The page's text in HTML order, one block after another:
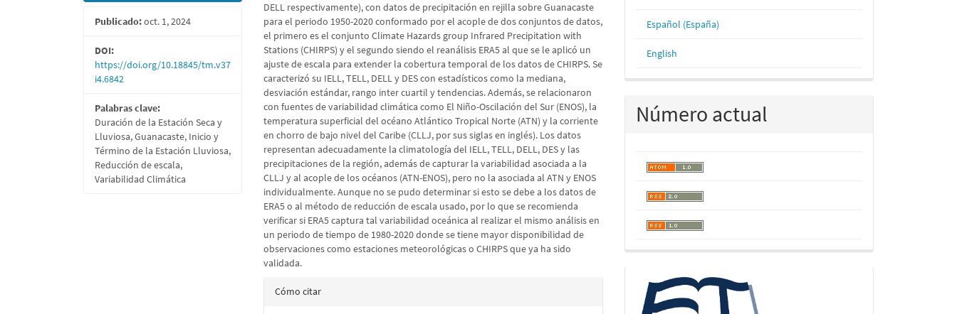
Publicado:oct. 1, 2024
DOI:
https://doi.org/10.18845/tm.v37
i4.6842
Palabras clave:
Duración de la Estación Seca y
Lluviosa, Guanacaste, Inicio y
Término de la Estación Lluviosa,
Reducción de escala,
Variabilidad Climática
DELL respectivamente), con datos de precipitación en rejilla sobre Guanacaste
para el periodo 1950-2020 conformado por el acople de dos conjuntos de datos,
el primero es el conjunto Climate Hazards group Infrared Precipitation with
Stations (CHIRPS) y el segundo siendo el reanálisis ERA5 al que se le aplicó un
ajuste de escala para extender la cobertura temporal de los datos de CHIRPS. Se
caracterizó su IELL, TELL, DELL y DES con estadísticos como la mediana,
desviación estándar, rango inter cuartil y tendencias. Además, se relacionaron
con fuentes de variabilidad climática como El Niño-Oscilación del Sur (ENOS), la
temperatura superficial del océano Atlántico Tropical Norte (ATN) y la corriente
en chorro de bajo nivel del Caribe (CLLJ, por sus siglas en inglés). Los datos
representan adecuadamente la climatología del IELL, TELL, DELL, DES y las
precipitaciones de la región, además de capturar la variabilidad asociada a la
CLLJ y al acople de los océanos (ATN-ENOS), pero no la asociada al ATN y ENOS
individualmente. Aunque no se pudo determinar si esto se debe a los datos de
ERA5 o al método de reducción de escala usado, por lo que se recomienda
verificar si ERA5 captura tal variabilidad oceánica al realizar el mismo análisis en
un periodo de tiempo de 1980-2020 donde se tiene mayor disponibilidad de
observaciones como estaciones meteorológicas o CHIRPS que ya ha sido
validada.
Detalles
Cómo citar
Español (España)
English
Número actual
logos